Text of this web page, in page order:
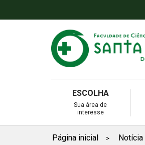
ESCOLHA
Sua área de
interesse
Página inicial > Notícia